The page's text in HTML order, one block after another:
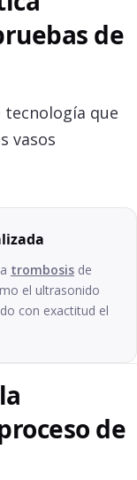
de
tecnología que
vasos
trombosis de
el ultrasonido
con exactitud el
de